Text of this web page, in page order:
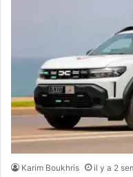
Karim Boukhris il y a 2